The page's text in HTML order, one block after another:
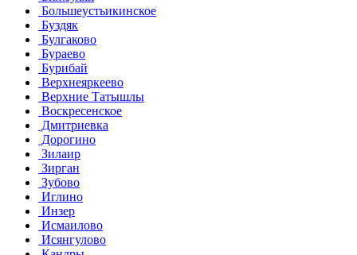
Большеустьикинское
Буздяк
Булгаково
Бураево
Бурибай
Верхнеяркеево
Верхние Татышлы
Воскресенское
Дмитриевка
Дорогино
Зилаир
Зирган
Зубово
Иглино
Инзер
Исмаилово
Исянгулово